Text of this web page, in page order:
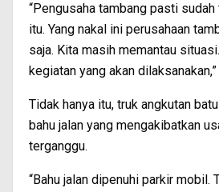
“Pengusaha tambang pasti
itu. Yang nakal ini perusahaan
saja. Kita masih memantau
kegiatan yang akan
Tidak hanya itu, truk angkutan
bahu jalan yang mengakibatkan
terganggu.
“Bahu jalan dipenuhi parkir mobil.